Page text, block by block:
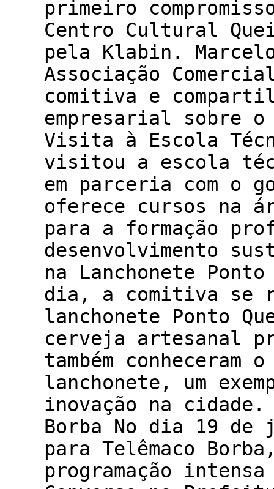
primeiro
Centro Cultural
pela Klabin.
Associação
comitiva e
empresarial sobre o
Visita à Escola
visitou a escola
em parceria com o
oferece cursos na
para a formação
desenvolvimento
na Lanchonete
dia, a comitiva se
lanchonete Ponto
cerveja artesanal
também conheceram
lanchonete, um
inovação na cidade.
Borba No dia 19 de
para Telêmaco
programação